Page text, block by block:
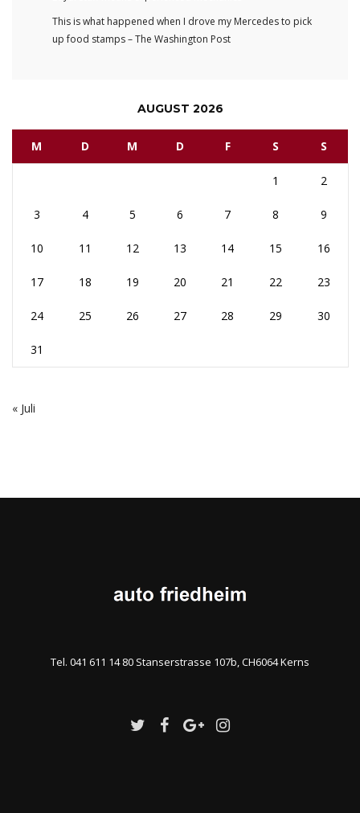
This is what happened when I drove my Mercedes to pick
up food stamps – The Washington Post
AUGUST 2026
M D M D F S S
1 2
3 4 5 6 7 8 9
10 11 12 13 14 15 16
17 18 19 20 21 22 23
24 25 26 27 28 29 30
31
« Juli
Tel. 041 611 14 80 Stanserstrasse 107b, CH6064 Kerns